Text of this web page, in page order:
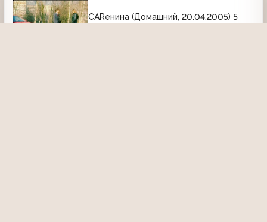
CARенина (Домашний, 20.04.2005) 5